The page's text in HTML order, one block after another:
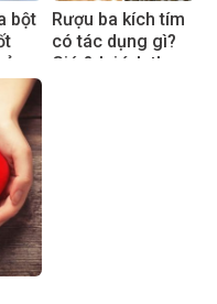
bột
Rượu ba kích tím
có tác dụng gì?
Giá & lợi ích thực